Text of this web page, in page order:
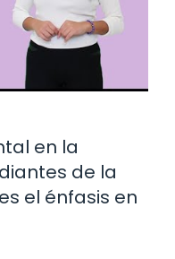
en la
de la
el énfasis en